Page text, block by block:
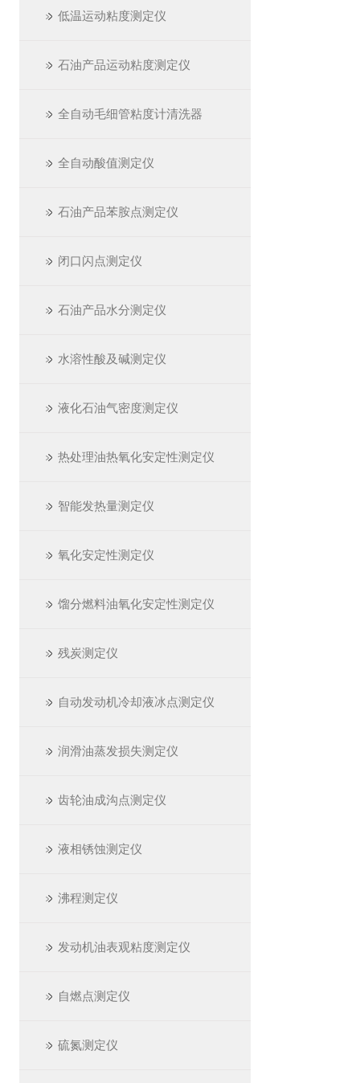
低温运动粘度测定仪
石油产品运动粘度测定仪
全自动毛细管粘度计清洗器
全自动酸值测定仪
石油产品苯胺点测定仪
闭口闪点测定仪
石油产品水分测定仪
水溶性酸及碱测定仪
液化石油气密度测定仪
热处理油热氧化安定性测定仪
智能发热量测定仪
氧化安定性测定仪
馏分燃料油氧化安定性测定仪
残炭测定仪
自动发动机冷却液冰点测定仪
润滑油蒸发损失测定仪
齿轮油成沟点测定仪
液相锈蚀测定仪
沸程测定仪
发动机油表观粘度测定仪
自燃点测定仪
硫氮测定仪